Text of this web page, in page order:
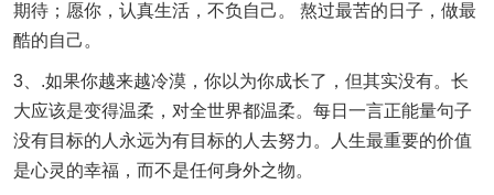
期待；愿你，认真生活，不负自己。 熬过最苦的日子，做最
酷的自己。
3、.如果你越来越冷漠，你以为你成长了，但其实没有。长
大应该是变得温柔，对全世界都温柔。每日一言正能量句子
没有目标的人永远为有目标的人去努力。人生最重要的价值
是心灵的幸福，而不是任何身外之物。